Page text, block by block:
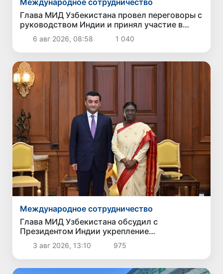
Международное сотрудничество
Глава МИД Узбекистана провел переговоры с
руководством Индии и принял участие в
Узбекско-индийском бизнес-форуме
6 авг 2026, 08:58 1 040
Международное сотрудничество
Глава МИД Узбекистана обсудил с
Президентом Индии укрепление
двусторонних связей
3 авг 2026, 13:10 975